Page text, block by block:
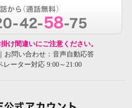
け間違いにご注意ください。
お問い合わせ：音声自動応答
レーター対応 9:00～21:00